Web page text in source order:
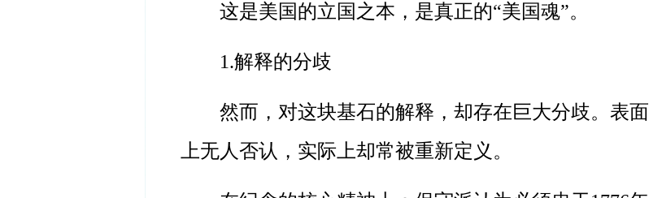
这是美国的立国之本，是真正的“美国魂”。
1.解释的分歧
然而，对这块基石的解释，却存在巨大分歧。表面
上无人否认，实际上却常被重新定义。